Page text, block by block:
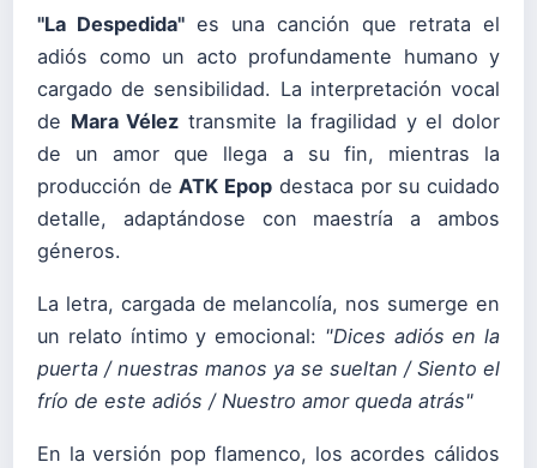
"La Despedida" es una canción que retrata el
adiós como un acto profundamente humano y
cargado de sensibilidad. La interpretación vocal
de Mara Vélez transmite la fragilidad y el dolor
de un amor que llega a su fin, mientras la
producción deATK Epop destaca por su cuidado
detalle, adaptándose con maestría a ambos
géneros.
La letra, cargada de melancolía, nos sumerge en
un relato íntimo y emocional: "Dices adiós en la
puerta / nuestras manos ya se sueltan / Siento el
frío de este adiós / Nuestro amor queda atrás"
En la versión pop flamenco, los acordes cálidos